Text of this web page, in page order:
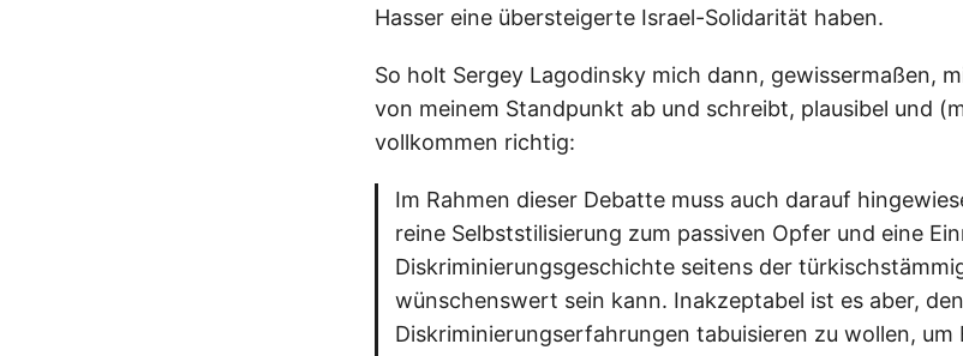
Hasser eine übersteigerte Israel-Solidarität haben.
So holt Sergey Lagodinsky mich dann, gewissermaßen,
von meinem Standpunkt ab und schreibt, plausibel und
vollkommen richtig:
Im Rahmen dieser Debatte muss auch darauf
reine Selbststilisierung zum passiven Opfer und eine
Diskriminierungsgeschichte seitens der
wünschenswert sein kann. Inakzeptabel ist es aber,
Diskriminierungserfahrungen tabuisieren zu wollen,